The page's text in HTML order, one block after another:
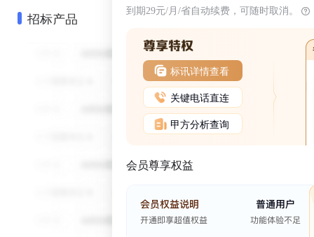
招标产品 到期29元/月/省自动续费，可随时取消。
标讯详情查看
关键电话直连
甲方分析查询
会员尊享权益